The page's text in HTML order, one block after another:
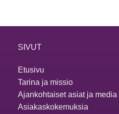
SIVUT
Etusivu
Tarina ja missio
Ajankohtaiset asiat ja media
Asiakaskokemuksia